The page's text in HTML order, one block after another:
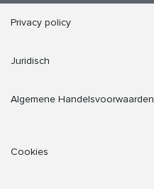
Privacy policy
Juridisch
Algemene Handelsvoorwaarden
Cookies